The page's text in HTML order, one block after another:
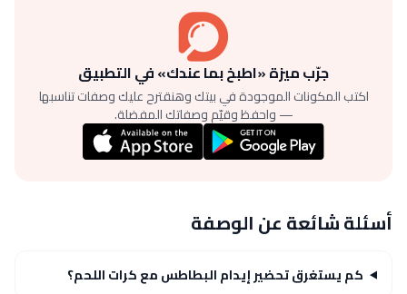
جرّب ميزة «اطبخ بما عندك» في التطبيق
اكتب المكونات الموجودة في بيتك وهنقترح عليك وصفات تناسبها
— واحفظ وقيّم وصفاتك المفضلة.
أسئلة شائعة عن الوصفة
كم يستغرق تحضير إيدام البطاطس مع كرات اللحم؟